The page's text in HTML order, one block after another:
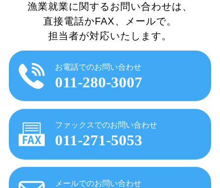
漁業就業に関するお問い合わせは、
直接電話かFAX、メールで。
担当者が対応いたします。
お電話でのお問い合わせ
011-280-3007
ファックスでのお問い合わせ
011-271-5053
メールでのお問い合わせ